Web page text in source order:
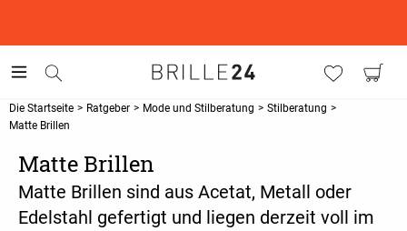
Die Startseite > Ratgeber > Mode und Stilberatung > Stilberatung >
Matte Brillen
Matte Brillen
Matte Brillen sind aus Acetat, Metall oder
Edelstahl gefertigt und liegen derzeit voll im